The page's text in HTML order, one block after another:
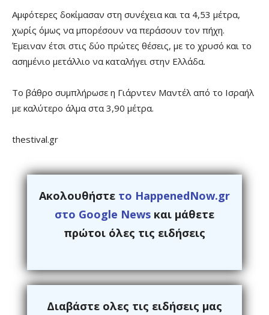
Αμφότερες δοκίμασαν στη συνέχεια και τα 4,53 μέτρα,
χωρίς όμως να μπορέσουν να περάσουν τον πήχη.
Έμειναν έτσι στις δύο πρώτες θέσεις, με το χρυσό και το
ασημένιο μετάλλιο να καταλήγει στην Ελλάδα.
Το βάθρο συμπλήρωσε η Γιάρντεν Μαντέλ από το Ισραήλ
με καλύτερο άλμα στα 3,90 μέτρα.
thestival.gr
Ακολουθήστε το HappenedNow.gr
στο Google News και μάθετε
πρώτοι όλες τις ειδήσεις
Διαβάστε ολες τις ειδήσεις μας